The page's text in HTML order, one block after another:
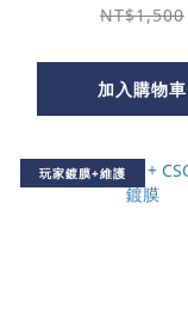
NT$1,500
加入購物車
玩家鍍膜+維護